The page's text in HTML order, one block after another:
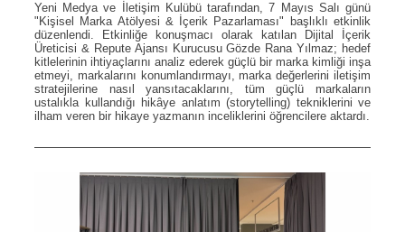
Yeni Medya ve İletişim Kulübü tarafından, 7 Mayıs Salı günü
"Kişisel Marka Atölyesi & İçerik Pazarlaması" başlıklı etkinlik
düzenlendi. Etkinliğe konuşmacı olarak katılan Dijital İçerik
Üreticisi & Repute Ajansı Kurucusu Gözde Rana Yılmaz; hedef
kitlelerinin ihtiyaçlarını analiz ederek güçlü bir marka kimliği inşa
etmeyi, markalarını konumlandırmayı, marka değerlerini iletişim
stratejilerine nasıl yansıtacaklarını, tüm güçlü markaların
ustalıkla kullandığı hikâye anlatım (storytelling) tekniklerini ve
ilham veren bir hikaye yazmanın inceliklerini öğrencilere aktardı.